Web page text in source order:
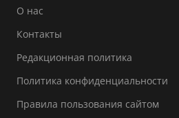
О нас
Контакты
Редакционная политика
Политика конфиденциальности
Правила пользования сайтом